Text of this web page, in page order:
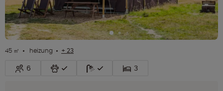
45 ㎡ heizung + 23
6 3